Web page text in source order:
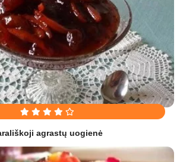
agrastų uogienė